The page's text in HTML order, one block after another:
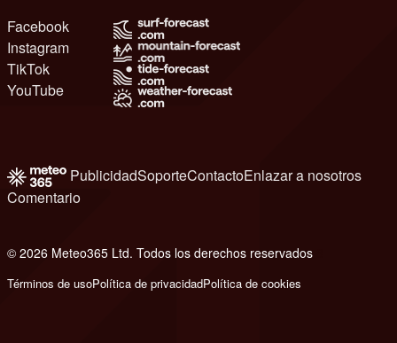
Facebook
Instagram
TikTok
YouTube
PublicidadSoporteContactoEnlazar a nosotros
Comentario
© 2026 Meteo365 Ltd. Todos los derechos reservados
Términos de usoPolítica de privacidadPolítica de cookies